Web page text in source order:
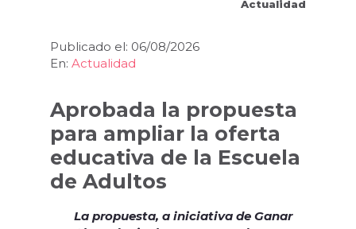
Actualidad
Publicado el: 06/08/2026
En: Actualidad
Aprobada la propuesta
para ampliar la oferta
educativa de la Escuela
de Adultos
La propuesta, a iniciativa de Ganar